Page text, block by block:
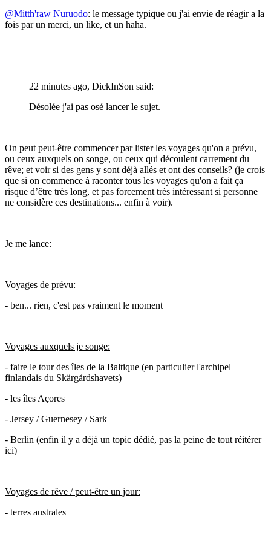
@Mitth'raw Nuruodo: le message typique ou j'ai envie de réagir a la
fois par un merci, un like, et un haha.
22 minutes ago, DickInSon said:
Désolée j'ai pas osé lancer le sujet.
On peut peut-être commencer par lister les voyages qu'on a prévu,
ou ceux auxquels on songe, ou ceux qui découlent carrement du
rêve; et voir si des gens y sont déjà allés et ont des conseils? (je crois
que si on commence à raconter tous les voyages qu'on a fait ça
risque d’être très long, et pas forcement très intéressant si personne
ne considère ces destinations... enfin à voir).
Je me lance:
Voyages de prévu:
- ben... rien, c'est pas vraiment le moment
Voyages auxquels je songe:
- faire le tour des îles de la Baltique (en particulier l'archipel
finlandais du Skärgårdshavets)
- les îles Açores
- Jersey / Guernesey / Sark
- Berlin (enfin il y a déjà un topic dédié, pas la peine de tout réitérer
ici)
Voyages de rêve / peut-être un jour:
- terres australes